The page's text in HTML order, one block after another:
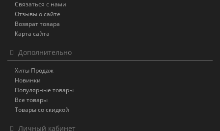
Связаться с нами
Отзывы о сайте
Возврат товара
Карта сайта
Дополнительно
Хиты Продаж
Новинки
Популярные товары
Все товары
Товары со скидкой
Личный кабинет